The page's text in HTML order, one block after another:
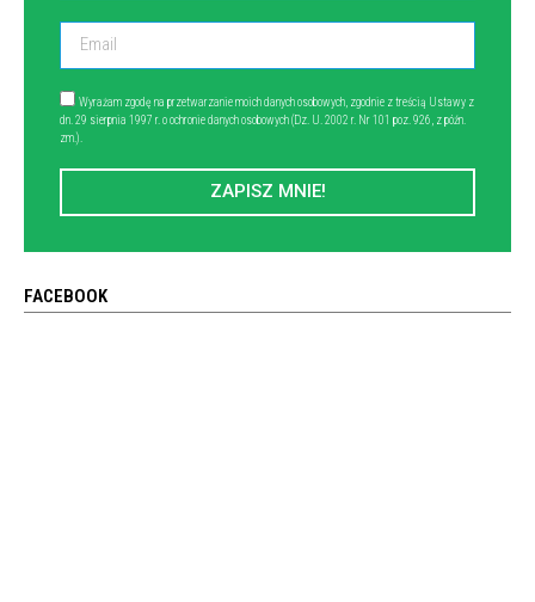
Wyrażam zgodę na przetwarzanie moich danych osobowych, zgodnie z treścią Ustawy z
dn. 29 sierpnia 1997 r. o ochronie danych osobowych (Dz. U. 2002 r. Nr 101 poz. 926, z późn.
zm.).
ZAPISZ MNIE!
FACEBOOK